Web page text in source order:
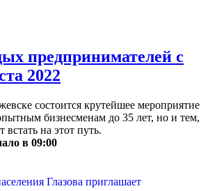
предпринимателей с
2022
состоится крутейшее мероприятие
бизнесменам до 35 лет, но и тем,
встать на этот путь.
в 09:00